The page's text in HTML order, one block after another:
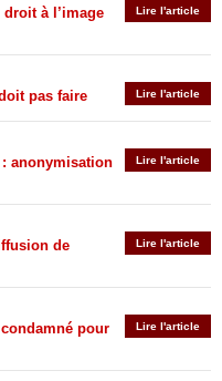
Lire l'article
à l’image
Lire l'article
pas faire
Lire l'article
anonymisation
Lire l'article
de
Lire l'article
pour